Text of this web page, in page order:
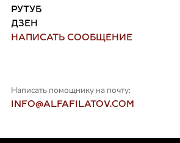
РУТУБ
ДЗЕН
НАПИСАТЬ СООБЩЕНИЕ
Написать помощнику на почту:
INFO@ALFAFILATOV.COM